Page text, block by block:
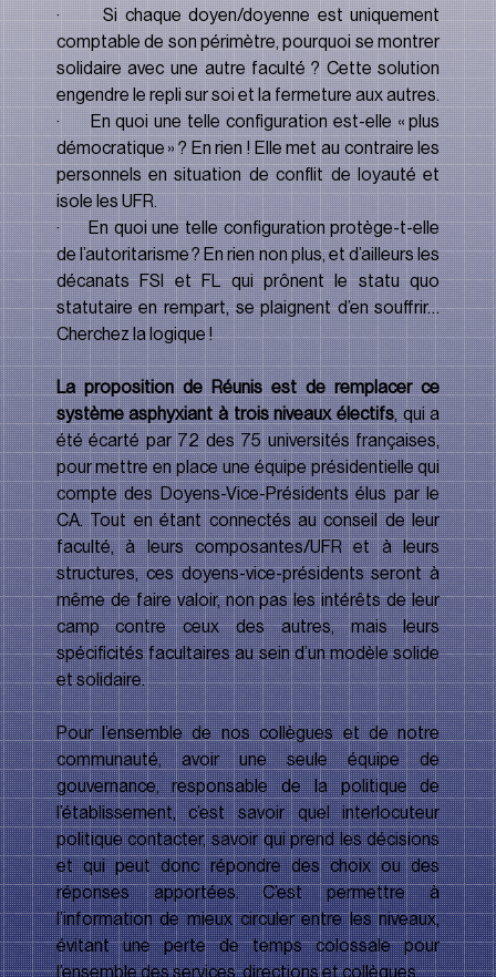
·       Si chaque doyen/doyenne est uniquement
comptable de son périmètre, pourquoi se montrer
solidaire avec une autre faculté ? Cette solution
engendre le repli sur soi et la fermeture aux autres.
·       En quoi une telle configuration est-elle « plus
démocratique » ? En rien ! Elle met au contraire les
personnels en situation de conflit de loyauté et
isole les UFR.
·       En quoi une telle configuration protège-t-elle
de l’autoritarisme ? En rien non plus, et d’ailleurs les
décanats FSI et FL qui prônent le statu quo
statutaire en rempart, se plaignent d’en souffrir…
Cherchez la logique !
La proposition de Réunis est de remplacer ce
système asphyxiant à trois niveaux électifs, qui a
été écarté par 72 des 75 universités françaises,
pour mettre en place une équipe présidentielle qui
compte des Doyens-Vice-Présidents élus par le
CA. Tout en étant connectés au conseil de leur
faculté, à leurs composantes/UFR et à leurs
structures, ces doyens-vice-présidents seront à
même de faire valoir, non pas les intérêts de leur
camp contre ceux des autres, mais leurs
spécificités facultaires au sein d’un modèle solide
et solidaire.
Pour l’ensemble de nos collègues et de notre
communauté, avoir une seule équipe de
gouvernance, responsable de la politique de
l’établissement, c’est savoir quel interlocuteur
politique contacter, savoir qui prend les décisions
et qui peut donc répondre des choix ou des
réponses apportées. C’est permettre à
l’information de mieux circuler entre les niveaux,
évitant une perte de temps colossale pour
l’ensemble des services, directions et collègues.